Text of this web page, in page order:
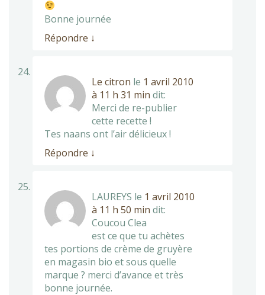
Bonne journée
Répondre ↓
Le citron le 1 avril 2010
à 11 h 31 min dit:
Merci de re-publier
cette recette !
Tes naans ont l’air délicieux !
Répondre ↓
LAUREYS le 1 avril 2010
à 11 h 50 min dit:
Coucou Clea
est ce que tu achètes
tes portions de crème de gruyère
en magasin bio et sous quelle
marque ? merci d’avance et très
bonne journée.